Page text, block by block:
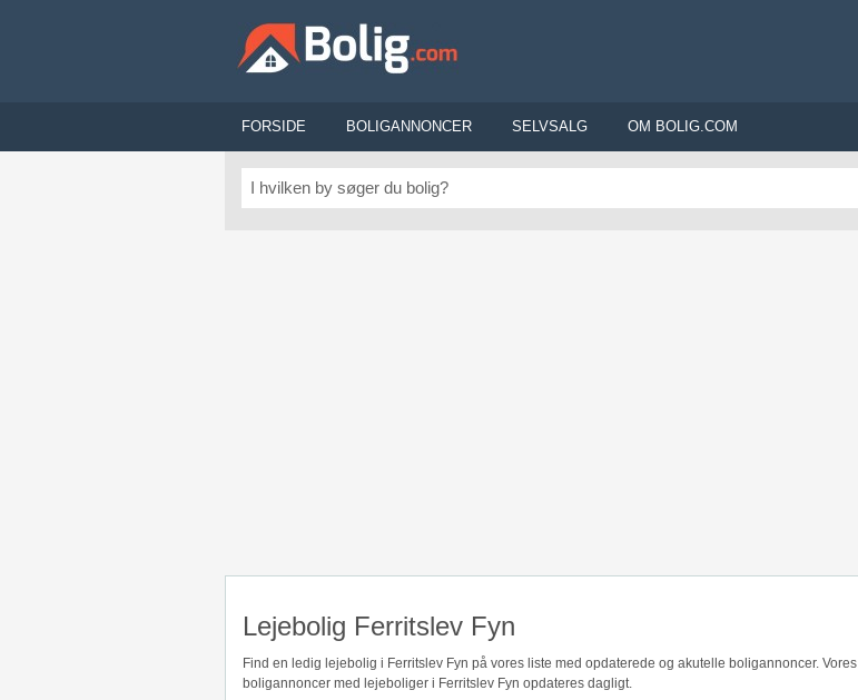
FORSIDE BOLIGANNONCER SELVSALG OM BOLIG.COM
Lejebolig Ferritslev Fyn
Find en ledig lejebolig i Ferritslev Fyn på vores liste med opdaterede og akutelle boligannoncer. Vores
boligannoncer med lejeboliger i Ferritslev Fyn opdateres dagligt.